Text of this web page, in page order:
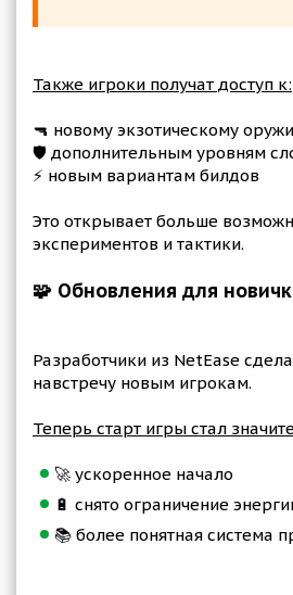
Также игроки получат доступ к:
🔫 новому экзотическому
🛡️ дополнительным уровням
⚡ новым вариантам билдов
Это открывает больше
экспериментов и тактики.
🧩 Обновления для
Разработчики из NetEase
навстречу новым игрокам.
Теперь старт игры стал
🚀 ускоренное начало
🔋 снято ограничение
📚 более понятная система